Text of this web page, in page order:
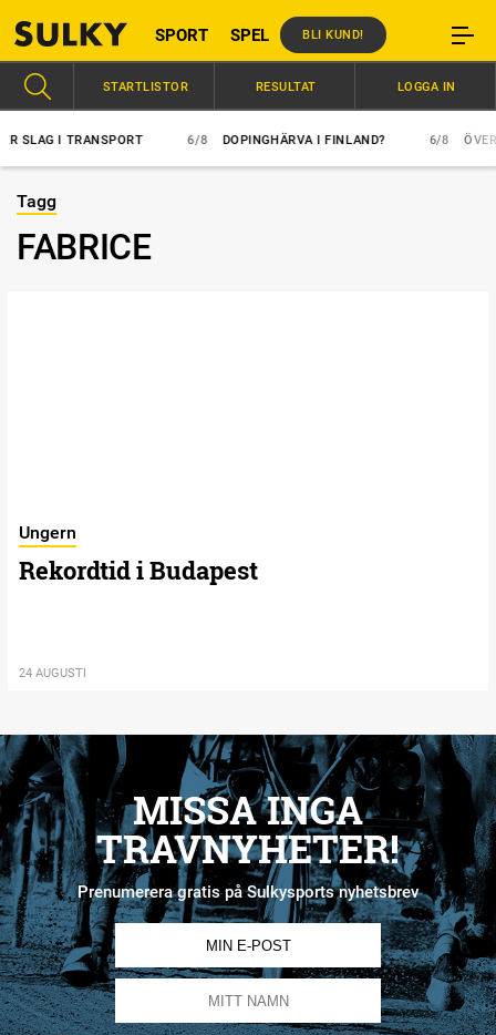
SPORT SPEL BLI KUND!
SLAG I TRANSPORT 6/8 DOPINGHÄRVA I FINLAND? 6/8
STARTLISTOR RESULTAT LOGGA IN
Tagg
FABRICE
Ungern
Rekordtid i Budapest
24 AUGUSTI
MISSA INGA
TRAVNYHETER!
Prenumerera gratis på Sulkysports nyhetsbrev